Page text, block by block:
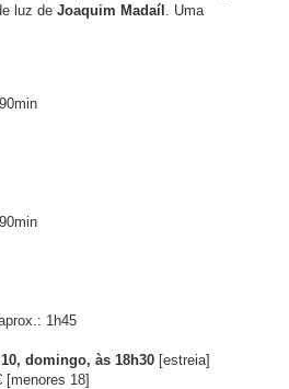
luz de Joaquim Madaíl . Uma
1h45
domingo, às 18h30 [estreia]
[menores 18]